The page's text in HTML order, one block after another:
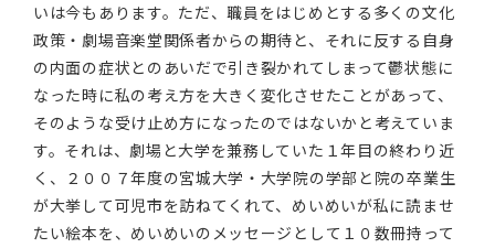
いは今もあります。ただ、職員をはじめとする多くの文化
政策・劇場音楽堂関係者からの期待と、それに反する自身
の内面の症状とのあいだで引き裂かれてしまって鬱状態に
なった時に私の考え方を大きく変化させたことがあって、
そのような受け止め方になったのではないかと考えていま
す。それは、劇場と大学を兼務していた１年目の終わり近
く、２００７年度の宮城大学・大学院の学部と院の卒業生
が大挙して可児市を訪ねてくれて、めいめいが私に読ませ
たい絵本を、めいめいのメッセージとして１０数冊持って